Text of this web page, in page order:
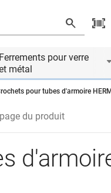
Ferrements pour verre
métal
pour tubes d'armoire
du produit